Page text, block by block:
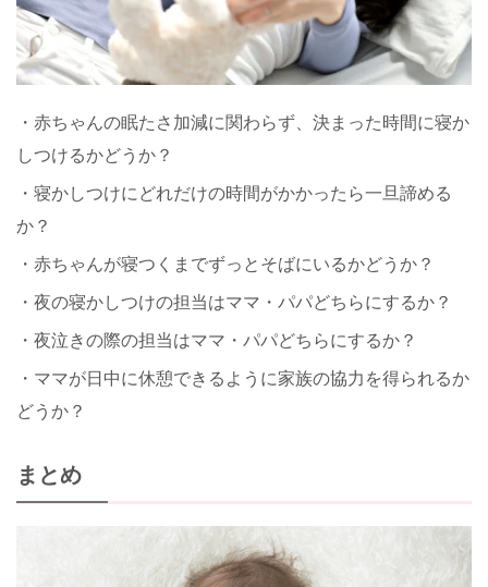
・赤ちゃんの眠たさ加減に関わらず、決まった時間に寝か
しつけるかどうか？
・寝かしつけにどれだけの時間がかかったら一旦諦める
か？
・赤ちゃんが寝つくまでずっとそばにいるかどうか？
・夜の寝かしつけの担当はママ・パパどちらにするか？
・夜泣きの際の担当はママ・パパどちらにするか？
・ママが日中に休憩できるように家族の協力を得られるか
どうか？
まとめ